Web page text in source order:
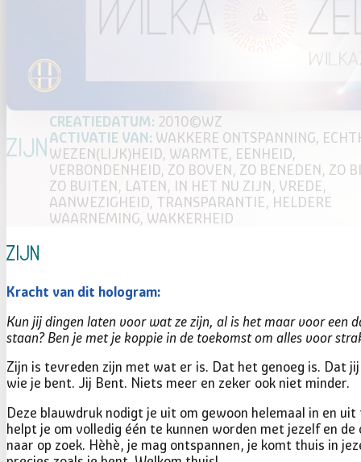
Zijn
2010©WZ
WAKKERE ONTSPANNING,
WEZEN(LIJK)HEID, WARMTE, EENHEID,
VERBONDENHEID, ZO BOVEN, ZO BENEDEN, ZO
ZO BUITEN, LATEN, IN HET NU ZIJN, VREDE,
AANWEZIGHEID, TRANSPARANTIE, HELDERE
WAARNEMING, WAKKERHEID
Zijn
Kun jij dingen laten voor wat ze zijn, al is het maar voor een
staan? Ben je met je koppie in de toekomst om alles voor
Zijn is tevreden zijn met wat er is. Dat het genoeg is. Dat
wie je bent. Jij Bent. Niets meer en zeker ook niet minder.
Deze blauwdruk nodigt je uit om gewoon helemaal in en
helpt je om volledig één te kunnen worden met jezelf en
naar op zoek. Hèhè, je mag ontspannen, je komt thuis in